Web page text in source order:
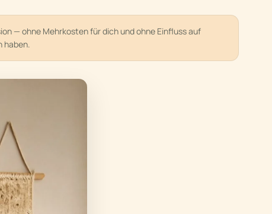
— ohne Mehrkosten für dich und ohne Einfluss auf
haben.